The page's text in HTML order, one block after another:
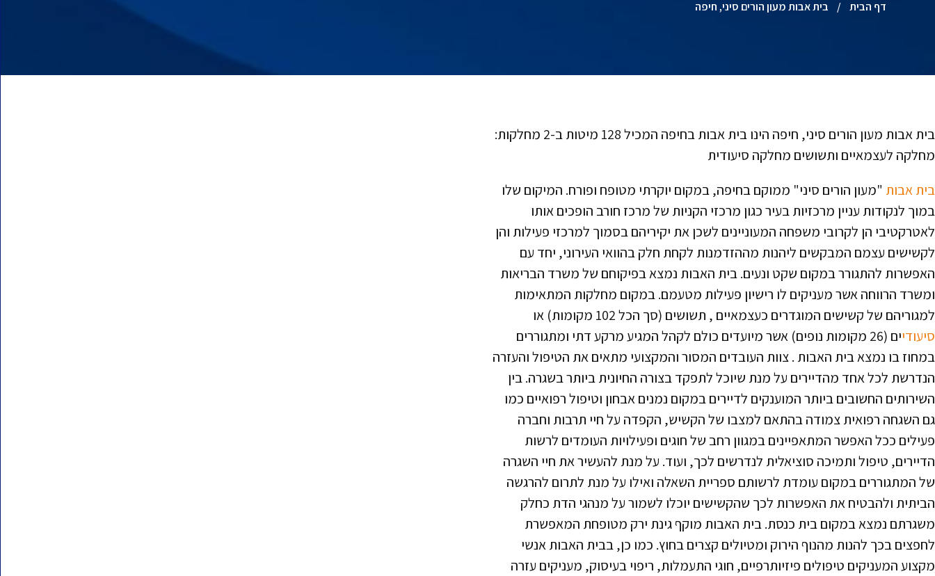
דף הבית / בית אבות מעון הורים סיני, חיפה
בית אבות מעון הורים סיני, חיפה הינו בית אבות בחיפה המכיל 128 מיטות ב-2 מחלקות:
מחלקה לעצמאיים ותשושים מחלקה סיעודית
בית אבות "מעון הורים סיני" ממוקם בחיפה, במקום יוקרתי מטופח ופורח. המיקום שלו
במוך לנקודות עניין מרכזיות בעיר כגון מרכזי הקניות של מרכז חורב הופכים אותו
לאטרקטיבי הן לקרובי משפחה המעוניינים לשכן את יקיריהם בסמוך למרכזי פעילות והן
לקשישים עצמם המבקשים ליהנות מההזדמנות לקחת חלק בהוואי העירוני, יחד עם
האפשרות להתגורר במקום שקט ונעים. בית האבות נמצא בפיקוחם של משרד הבריאות
ומשרד הרווחה אשר מעניקים לו רישיון פעילות מטעמם. במקום מחלקות המתאימות
למגוריהם של קשישים המוגדרים כעצמאיים , תשושים (סך הכל 102 מקומות) או
סיעודי
ים (26 מקומות נופים) אשר מיועדים כולם לקהל המגיע מרקע דתי ומתגוררים
במחוז בו נמצא בית האבות . צוות העובדים המסור והמקצועי מתאים את הטיפול והעזרה
הנדרשת לכל אחד מהדיירים על מנת שיוכל לתפקד בצורה החיונית ביותר בשגרה. בין
השירותים החשובים ביותר המוענקים לדיירים במקום נמנים אבחון וטיפול רפואיים כמו
גם השגחה רפואית צמודה בהתאם למצבו של הקשיש, הקפדה על חיי תרבות וחברה
פעילים ככל האפשר המתאפיינים במגוון רחב של חוגים ופעילויות העומדים לרשות
הדיירים, טיפול ותמיכה סוציאלית לנדרשים לכך, ועוד. על מנת להעשיר את חיי השגרה
של המתגוררים במקום עומדת לרשותם ספריית השאלה ואילו על מנת לתרום להרגשה
הביתית ולהבטיח את האפשרות לכך שהקשישים יוכלו לשמור על מנהגי הדת כחלק
משגרתם נמצא במקום בית כנסת. בית האבות מוקף גינת ירק מטופחת המאפשרת
לחפצים בכך להנות מהנוף הירוק ומטיולים קצרים בחוץ. כמו כן, בבית האבות אנשי
מקצוע המעניקים טיפולים פיזיותרפיים, חוגי התעמלות, ריפוי בעיסוק, מעניקים עזרה